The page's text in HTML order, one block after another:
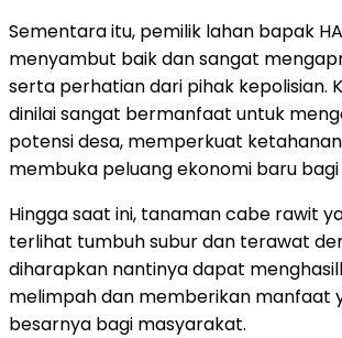
Sementara itu, pemilik lahan bapak
menyambut baik dan sangat
serta perhatian dari pihak kepolisian.
dinilai sangat bermanfaat untuk
potensi desa, memperkuat
membuka peluang ekonomi baru bagi
Hingga saat ini, tanaman cabe rawit
terlihat tumbuh subur dan terawat
diharapkan nantinya dapat
melimpah dan memberikan manfaat
besarnya bagi masyarakat.